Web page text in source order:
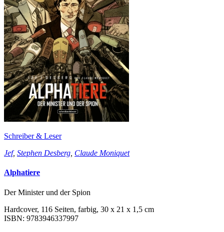
Schreiber & Leser
Jef, Stephen Desberg Claude Moniquet
Alphatiere
Der Minister und der Spion
Hardcover, 116 Seiten, farbig, 30 x 21 x 1,5 cm
ISBN: 9783946337997